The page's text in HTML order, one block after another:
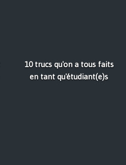
10 trucs qu'on a tous faits
en tant qu'étudiant(e)s